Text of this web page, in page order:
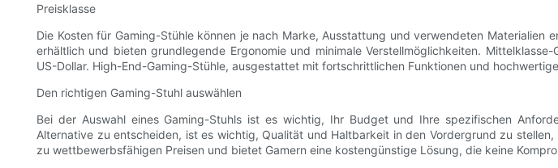
Preisklasse
Die Kosten für Gaming-Stühle können je nach Marke, Ausstattung und verwendeten
erhältlich und bieten grundlegende Ergonomie und minimale Verstellmöglichkeiten.
US-Dollar. High-End-Gaming-Stühle, ausgestattet mit fortschrittlichen Funktionen und
Den richtigen Gaming-Stuhl auswählen
Bei der Auswahl eines Gaming-Stuhls ist es wichtig, Ihr Budget und Ihre spezifischen
Alternative zu entscheiden, ist es wichtig, Qualität und Haltbarkeit in den Vordergrund zu
zu wettbewerbsfähigen Preisen und bietet Gamern eine kostengünstige Lösung, die keine